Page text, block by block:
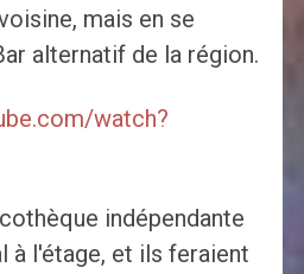
mais en se
alternatif de la région.
watch?
indépendante
à l'étage, et ils feraient